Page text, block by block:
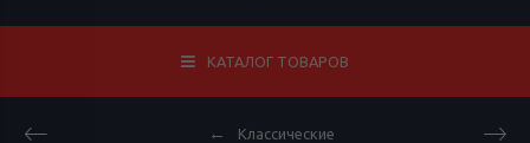
КАТАЛОГ ТОВАРОВ
Классические